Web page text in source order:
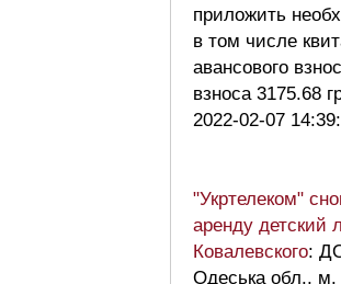
приложить
в том числе
авансового
взноса 3175.68
2022-02-07
"Укртелеком"
аренду детский
Ковалевского:
Одеська обл.,